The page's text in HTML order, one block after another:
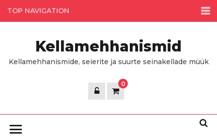
Skip
to
TOP NAVIGATION
Kellamehhanismid
Kellamehhanismide, seierite ja suurte seinakellade müük
0